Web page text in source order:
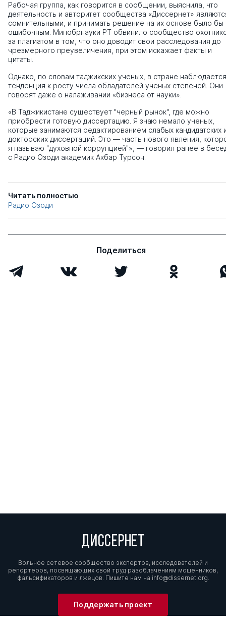
Рабочая группа, как говорится в сообщении, выяснила, что
деятельность и авторитет сообщества «Диссернет»
сомнительными, и принимать решение на их основе было бы
ошибочным. Минобрнауки РТ обвинило сообщество
за плагиатом в том, что оно доводит свои расследования до
чрезмерного преувеличения, при этом искажает факты и
цитаты.
Однако, по словам таджикских ученых, в стране наблюдается
тенденция к росту числа обладателей ученых степеней. Они
говорят даже о налаживании «бизнеса от науки».
«В Таджикистане существует "черный рынок", где можно
приобрести готовую диссертацию. Я знаю немало ученых,
которые занимаются редактированием слабых кандидатских
докторских диссертаций. Это — часть нового явления,
я называю "духовной коррупцией"», — говорил ранее в
с Радио Озоди академик Акбар Турсон.
Читать полностью
Радио Озоди
Поделиться
ДИССЕРНЕТ
Вольное сетевое сообщество экспертов, исследователей и
репортеров, посвящающих свой труд разоблачениям мошенников,
фальсификаторов и лжецов. Пишите нам на info@dissernet.org.
Поддержать проект